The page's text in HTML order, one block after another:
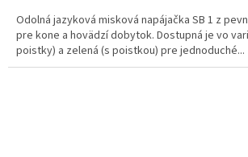
Odolná jazyková misková napájačka SB 1 z
pre kone a hovädzí dobytok. Dostupná je vo
poistky) a zelená (s poistkou) pre jednoduché...